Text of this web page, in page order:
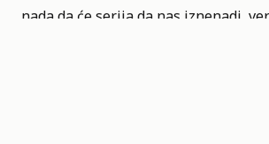
nada da će serija da nas iznenadi,